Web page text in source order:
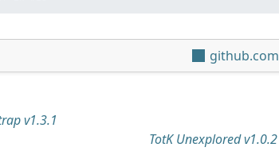
github.com
v1.3.1
TotK Unexplored v1.0.2